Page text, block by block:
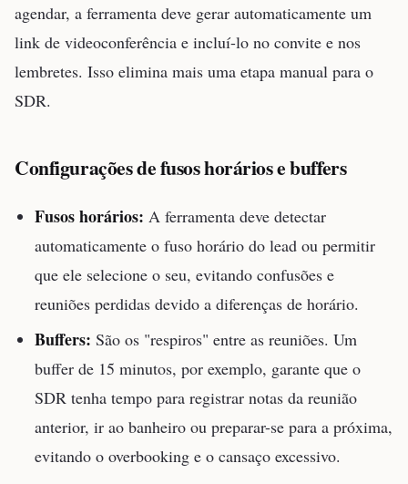
agendar, a ferramenta deve gerar automaticamente um
link de videoconferência e incluí-lo no convite e nos
lembretes. Isso elimina mais uma etapa manual para o
SDR.
Configurações de fusos horários e buffers
Fusos horários: A ferramenta deve detectar
automaticamente o fuso horário do lead ou permitir
que ele selecione o seu, evitando confusões e
reuniões perdidas devido a diferenças de horário.
Buffers: São os "respiros" entre as reuniões. Um
buffer de 15 minutos, por exemplo, garante que o
SDR tenha tempo para registrar notas da reunião
anterior, ir ao banheiro ou preparar-se para a próxima,
evitando o overbooking e o cansaço excessivo.